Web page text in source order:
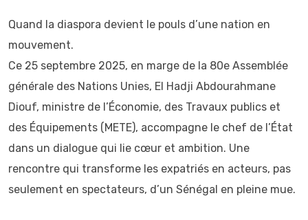
Quand la diaspora devient le pouls d’une nation en
mouvement.
Ce 25 septembre 2025, en marge de la 80e Assemblée
générale des Nations Unies, El Hadji Abdourahmane
Diouf, ministre de l’Économie, des Travaux publics et
des Équipements (METE), accompagne le chef de l’État
dans un dialogue qui lie cœur et ambition. Une
rencontre qui transforme les expatriés en acteurs, pas
seulement en spectateurs, d’un Sénégal en pleine mue.